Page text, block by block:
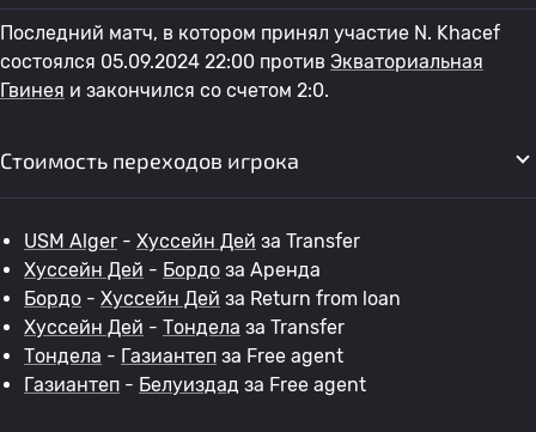
Последний матч, в котором принял участие N. Khacef
состоялся 05.09.2024 22:00 против Экваториальная
Гвинея и закончился со счетом 2:0.
Стоимость переходов игрока
USM Alger - Хуссейн Дей за Transfer
Хуссейн Дей - Бордо за Аренда
Бордо - Хуссейн Дей за Return from loan
Хуссейн Дей - Тондела за Transfer
Тондела - Газиантеп за Free agent
Газиантеп - Белуиздад за Free agent